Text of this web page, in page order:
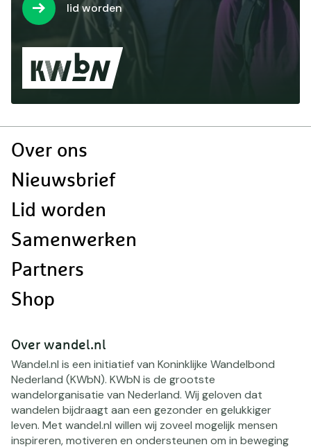
lid worden
Doormat
Over ons
Nieuwsbrief
Lid worden
Samenwerken
Partners
Shop
Over wandel.nl
Wandel.nl is een initiatief van Koninklijke Wandelbond
Nederland (KWbN). KWbN is de grootste
wandelorganisatie van Nederland. Wij geloven dat
wandelen bijdraagt aan een gezonder en gelukkiger
leven. Met wandel.nl willen wij zoveel mogelijk mensen
inspireren, motiveren en ondersteunen om in beweging